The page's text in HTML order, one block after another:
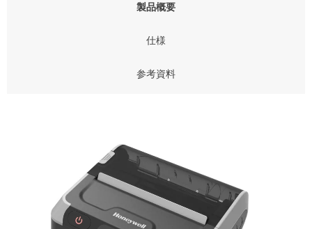
製品概要
仕様
参考資料